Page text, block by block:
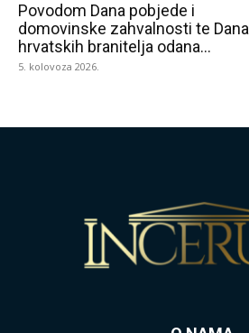
Povodom Dana pobjede i
domovinske zahvalnosti te Dana
hrvatskih branitelja odana...
5. kolovoza 2026.